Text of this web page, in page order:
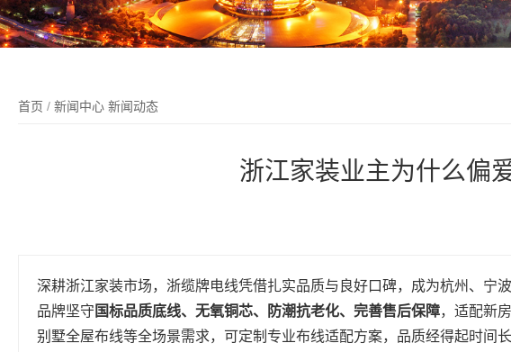
首页 / 新闻中心 新闻动态
浙江家装业主为什么偏
深耕浙江家装市场，浙缆牌电线凭借扎实品质与良好口碑，成为杭州、宁
品牌坚守 国标品质底线、无氧铜芯、防潮抗老化、完善售后保障，适配新
别墅全屋布线等全场景需求，可定制专业布线适配方案，品质经得起时间长